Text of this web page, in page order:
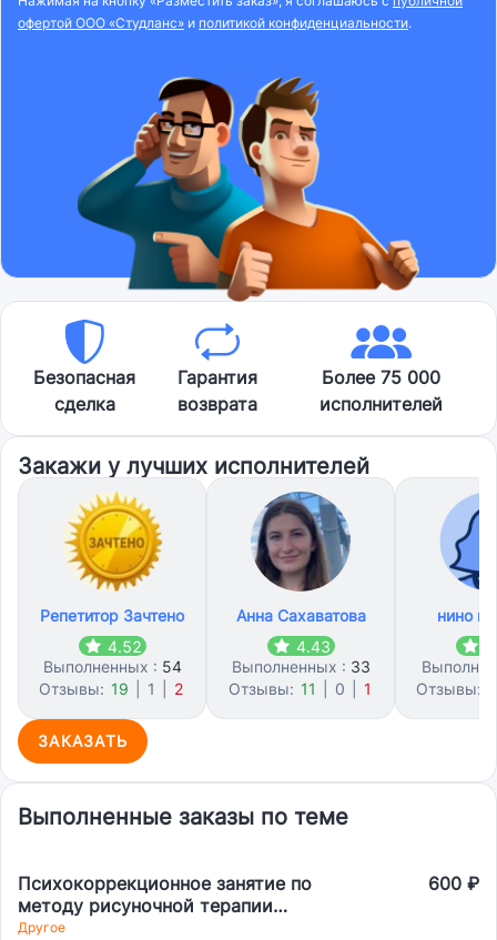
офертой ООО «Студланс» и политикой конфиденциальности.
Безопасная
сделка
Гарантия
возврата
Более 75 000
исполнителей
Закажи у лучших исполнителей
Репетитор Зачтено
4.52
Выполненных : 54
Отзывы: 19 1 2
Анна Сахаватова
4.43
Выполненных : 33
Отзывы: 11 0 1
нино
Отзывы:
ЗАКАЗАТЬ
Выполненные заказы по теме
Психокоррекционное занятие по
методу рисуночной терапии
(изотерапии) + конспект по занятию
600 ₽
Другое